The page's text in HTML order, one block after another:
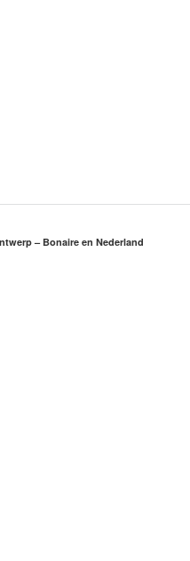
– Bonaire en Nederland